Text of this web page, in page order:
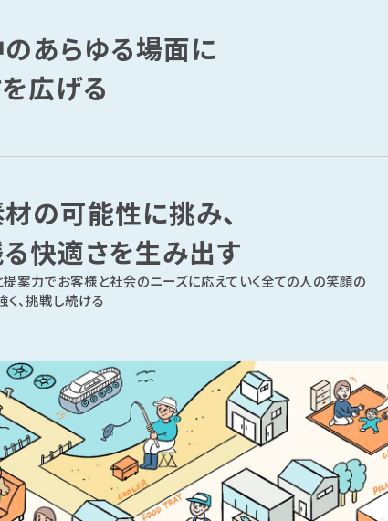
あらゆる場面に
広げる
の可能性に挑み、
快適さを生み出す
案力でお客様と社会のニーズに応えていく全ての人の笑顔の
く、挑戦し続ける